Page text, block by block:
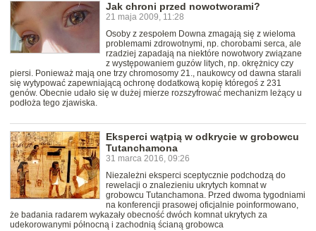
Jak chroni przed nowotworami?
21 maja 2009, 11:28
Osoby z zespołem Downa zmagają się z wieloma
problemami zdrowotnymi, np. chorobami serca, ale
rzadziej zapadają na niektóre nowotwory związane
z występowaniem guzów litych, np. okrężnicy czy
piersi. Ponieważ mają one trzy chromosomy 21., naukowcy od dawna starali
się wytypować zapewniającą ochronę dodatkową kopię któregoś z 231
genów. Obecnie udało się w dużej mierze rozszyfrować mechanizm leżący u
podłoża tego zjawiska.
Eksperci wątpią w odkrycie w grobowcu
Tutanchamona
31 marca 2016, 09:26
Niezależni eksperci sceptycznie podchodzą do
rewelacji o znalezieniu ukrytych komnat w
grobowcu Tutanchamona. Przed dwoma tygodniami
na konferencji prasowej oficjalnie poinformowano,
że badania radarem wykazały obecność dwóch komnat ukrytych za
udekorowanymi północną i zachodnią ścianą grobowca